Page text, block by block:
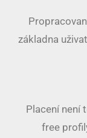
základna
Placení není
free